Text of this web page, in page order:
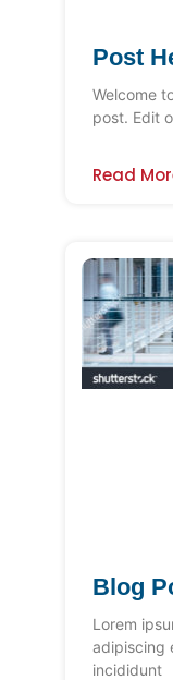
Post
Welcome
post. Edit
Read
Blog
Lorem
adipiscing
incididunt